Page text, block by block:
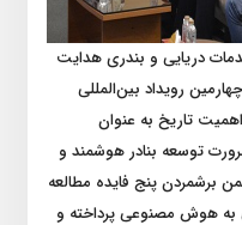
دریایی و بندری هدایت
رویداد بین‌المللی
اهمیت تاریخ به عنوان
توسعه بنادر هوشمند و
برشمردن پنج فایده مطالعه
به هوش مصنوعی پرداخته و